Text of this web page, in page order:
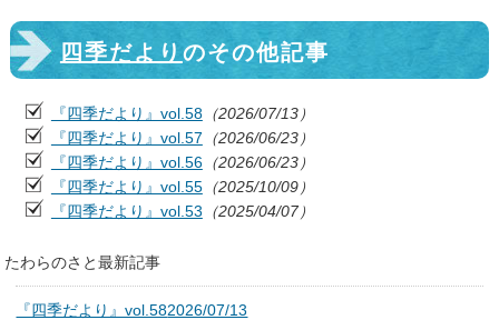
四季だより のその他記事
『四季だより』vol.58（2026/07/13）
『四季だより』vol.57 （2026/06/23）
『四季だより』vol.56（2026/06/23）
『四季だより』vol.55（2025/10/09）
『四季だより』vol.53 （2025/04/07）
たわらのさと最新記事
『四季だより』vol.582026/07/13